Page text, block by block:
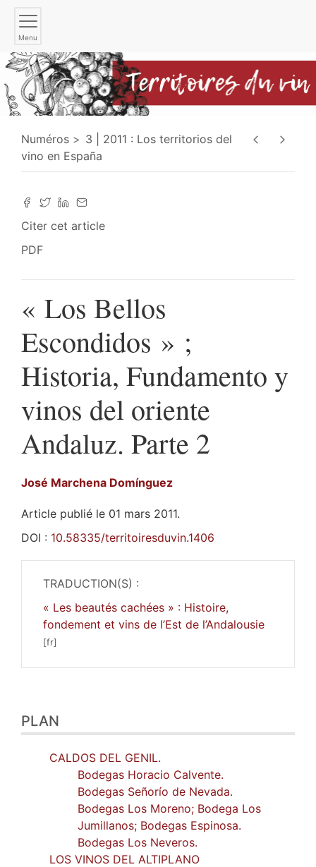
Menu
Numéros
3 | 2011 : Los territorios del
vino en España
Citer cet article
PDF
« Los Bellos
Escondidos » ;
Historia, Fundamento y
vinos del oriente
Andaluz. Parte 2
José Marchena Domínguez
Article publié le 01 mars 2011.
DOI : 10.58335/territoiresduvin.1406
TRADUCTION(S) :
« Les beautés cachées » : Histoire,
fondement et vins de l’Est de l’Andalousie
Texte
Bibliographie
Illustrations
Citer cet article
PLAN
CALDOS DEL GENIL.
Bodegas Horacio Calvente.
Bodegas Señorío de Nevada.
Bodegas Los Moreno; Bodega Los
Jumillanos; Bodegas Espinosa.
Bodegas Los Neveros.
LOS VINOS DEL ALTIPLANO